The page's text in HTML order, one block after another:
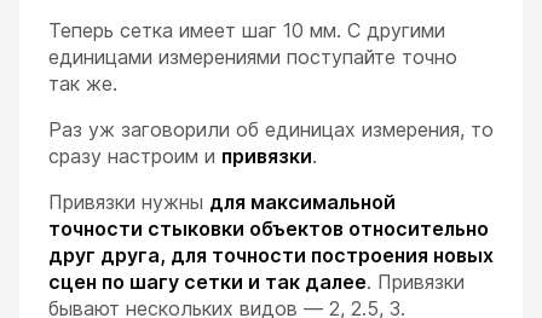
Теперь сетка имеет шаг 10 мм. С другими
единицами измерениями поступайте точно
так же.
Раз уж заговорили об единицах измерения, то
сразу настроим и привязки.
Привязки нужны для максимальной
точности стыковки объектов относительно
друг друга, для точности построения новых
сцен по шагу сетки и так далее. Привязки
бывают нескольких видов — 2, 2.5, 3.